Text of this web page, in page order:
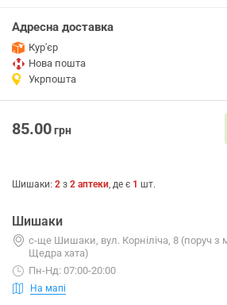
Адресна доставка
Кур'єр
Нова пошта
Укрпошта
85.00грн
Шишаки: 2 з 2 аптеки, де є 1 шт.
Шишаки
с-ще Шишаки, вул. Корніліча, 8 (поруч з
Щедра хата)
Пн-Нд: 07:00-20:00
На мапі